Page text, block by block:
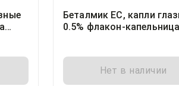
Беталмик ЕС, капли
0.5% флакон-капельница
Нет в наличии